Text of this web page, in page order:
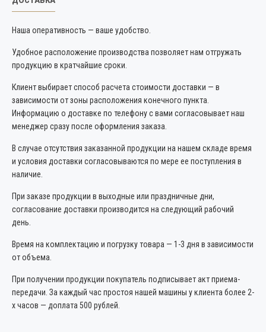
Наша оперативность — ваше удобство.
Удобное расположение производства позволяет нам отгружать
продукцию в кратчайшие сроки.
Клиент выбирает способ расчета стоимости доставки — в
зависимости от зоны расположения конечного пункта.
Информацию о доставке по телефону с вами согласовывает наш
менеджер сразу после оформления заказа.
В случае отсутствия заказанной продукции на нашем складе время
и условия доставки согласовываются по мере ее поступления в
наличие.
При заказе продукции в выходные или праздничные дни,
согласование доставки производится на следующий рабочий
день.
Время на комплектацию и погрузку товара — 1-3 дня в зависимости
от объема.
При получении продукции покупатель подписывает акт приема-
передачи. За каждый час простоя нашей машины у клиента более 2-
х часов — доплата 500 рублей.